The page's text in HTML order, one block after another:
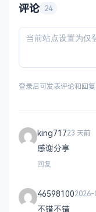
评论 24
登录后可发表评论和回复
king71723 天前
感谢分享
回复
465981002026-
不错不错